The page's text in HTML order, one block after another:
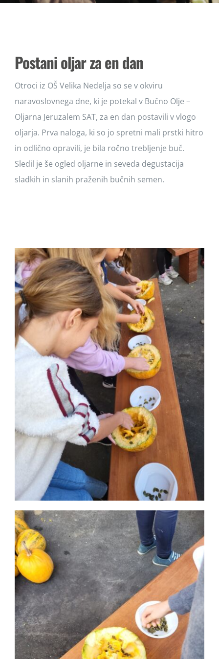
Postani oljar za en dan
Otroci iz OŠ Velika Nedelja so se v okviru
naravoslovnega dne, ki je potekal v Bučno Olje –
Oljarna Jeruzalem SAT, za en dan postavili v vlogo
oljarja. Prva naloga, ki so jo spretni mali prstki hitro
in odlično opravili, je bila ročno trebljenje buč.
Sledil je še ogled oljarne in seveda degustacija
sladkih in slanih praženih bučnih semen.